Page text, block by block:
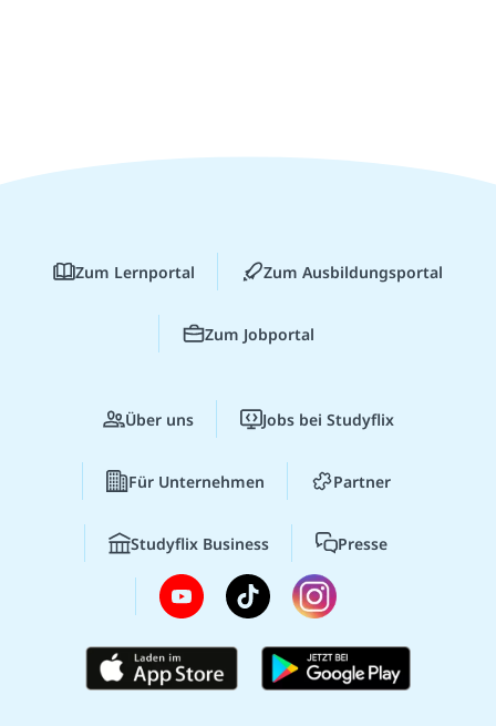
Zum Lernportal Zum Ausbildungsportal
Zum Jobportal
Über uns Jobs bei Studyflix
Für Unternehmen Partner
Studyflix Business Presse